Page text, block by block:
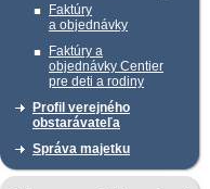
Faktúry
a objednávky
Faktúry a
objednávky Centier
pre deti a rodiny
Profil verejného
obstarávateľa
Správa majetku